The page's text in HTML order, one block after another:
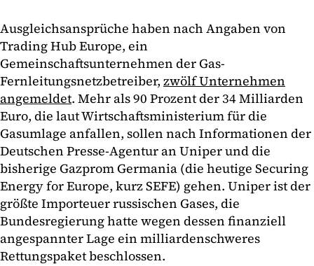
Ausgleichsansprüche haben nach Angaben von
Trading Hub Europe, ein
Gemeinschaftsunternehmen der Gas-
Fernleitungsnetzbetreiber, zwölf Unternehmen
angemeldet. Mehr als 90 Prozent der 34 Milliarden
Euro, die laut Wirtschaftsministerium für die
Gasumlage anfallen, sollen nach Informationen der
Deutschen Presse-Agentur an Uniper und die
bisherige Gazprom Germania (die heutige Securing
Energy for Europe, kurz SEFE) gehen. Uniper ist der
größte Importeuer russischen Gases, die
Bundesregierung hatte wegen dessen finanziell
angespannter Lage ein milliardenschweres
Rettungspaket beschlossen.